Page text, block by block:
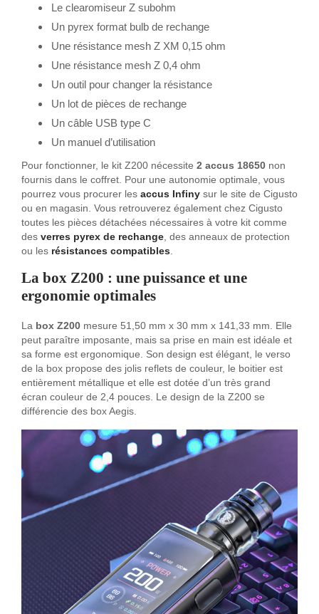
Le clearomiseur Z subohm
Un pyrex format bulb de rechange
Une résistance mesh Z XM 0,15 ohm
Une résistance mesh Z 0,4 ohm
Un outil pour changer la résistance
Un lot de pièces de rechange
Un câble USB type C
Un manuel d’utilisation
Pour fonctionner, le kit Z200 nécessite 2 accus 18650 non
fournis dans le coffret. Pour une autonomie optimale, vous
pourrez vous procurer les accus Infiny sur le site de Cigusto
ou en magasin. Vous retrouverez également chez Cigusto
toutes les pièces détachées nécessaires à votre kit comme
des verres pyrex de rechange , des anneaux de protection
ou les résistances compatibles
La box Z200 : une puissance et une
ergonomie optimales
La box Z200 mesure 51,50 mm x 30 mm x 141,33 mm. Elle
peut paraître imposante, mais sa prise en main est idéale et
sa forme est ergonomique. Son design est élégant, le verso
de la box propose des jolis reflets de couleur, le boitier est
entièrement métallique et elle est dotée d’un très grand
écran couleur de 2,4 pouces. Le design de la Z200 se
différencie des box Aegis.